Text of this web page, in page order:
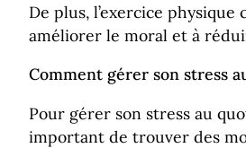
De plus, l’exercice physique
améliorer le moral et à
Comment gérer son stress
Pour gérer son stress au
important de trouver des